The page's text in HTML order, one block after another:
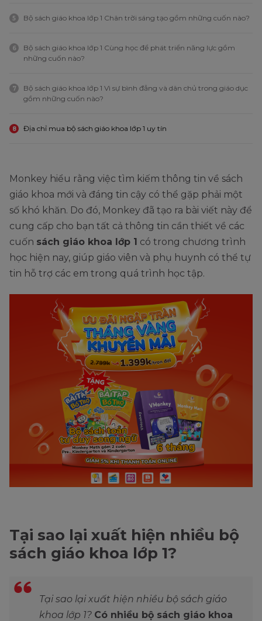
5 Bộ sách giáo khoa lớp 1 Chân trời sáng tạo gồm những cuốn nào?
6
Bộ sách giáo khoa lớp 1 Cùng học để phát triển năng lực gồm
những cuốn nào?
7
Bộ sách giáo khoa lớp 1 Vì sự bình đẳng và dân chủ trong giáo dục
gồm những cuốn nào?
8 Địa chỉ mua bộ sách giáo khoa lớp 1 uy tín
Monkey hiểu rằng việc tìm kiếm thông tin về sách
giáo khoa mới và đáng tin cậy có thể gặp phải một
số khó khăn. Do đó, Monkey đã tạo ra bài viết này để
cung cấp cho bạn tất cả thông tin cần thiết về các
cuốn sách giáo khoa lớp 1 có trong chương trình
học hiện nay, giúp giáo viên và phụ huynh có thể tự
tin hỗ trợ các em trong quá trình học tập.
Tại sao lại xuất hiện nhiều bộ
sách giáo khoa lớp 1?
Tại sao lại xuất hiện nhiều bộ sách giáo
khoa lớp 1? Có nhiều bộ sách giáo khoa